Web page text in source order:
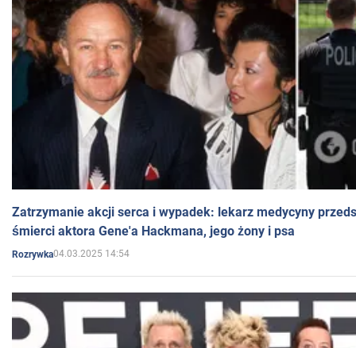
Zatrzymanie akcji serca i wypadek: lekarz medycyny
śmierci aktora Gene'a Hackmana, jego żony i psa
Rozrywka04.03.2025 14:54